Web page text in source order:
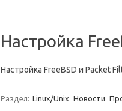
Настройка
Настройка FreeBSD и Packet
Раздел: Linux/Unix Новости